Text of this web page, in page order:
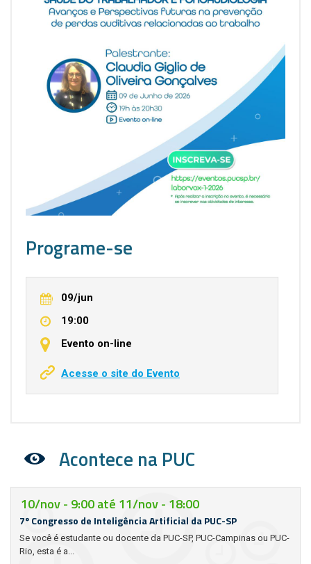
Programe-se
09/jun
19:00
Evento on-line
Acesse o site do Evento
Acontece na PUC
10/nov - 9:00até 11/nov - 18:00
7º Congresso de Inteligência Artificial da PUC-SP
Se você é estudante ou docente da PUC-SP, PUC-Campinas ou PUC-
Rio, esta é a...